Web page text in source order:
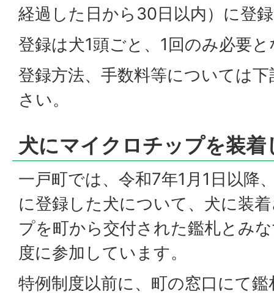
経過した日から30日以内）に登
登録は犬1頭ごと、1回のみ必要
登録方法、手数料等については
さい。
犬にマイクロチップを装着
一戸町では、令和7年1月1日以降
に登録した犬について、犬に装
プを町から交付された鑑札とみ
度に参加しています。
特例制度以前に、町の窓口にて